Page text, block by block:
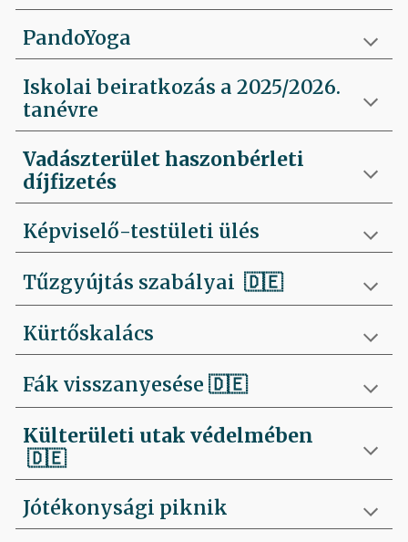
PandoYoga
Iskolai beiratkozás a 2025/2026.
tanévre
Vadászterület haszonbérleti
díjfizetés
Képviselő-testületi ülés
Tűzgyújtás szabályai🇩🇪
Kürtőskalács
Fák visszanyesése🇩🇪
Külterületi utak védelmében
🇩🇪
Jótékonysági piknik